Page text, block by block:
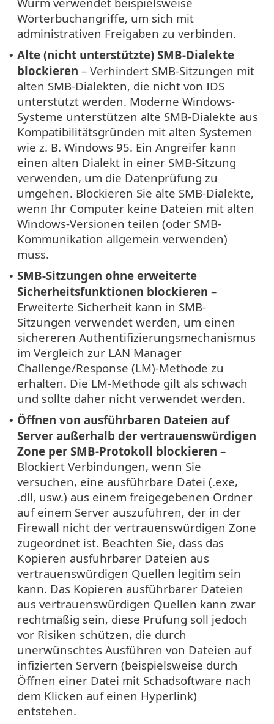
Wörterbuchangriffe, um sich mit
administrativen Freigaben zu verbinden.
• Alte (nicht unterstützte) SMB-Dialekte
blockieren – Verhindert SMB-Sitzungen mit
alten SMB-Dialekten, die nicht von IDS
unterstützt werden. Moderne Windows-
Systeme unterstützen alte SMB-Dialekte aus
Kompatibilitätsgründen mit alten Systemen
wie z. B. Windows 95. Ein Angreifer kann
einen alten Dialekt in einer SMB-Sitzung
verwenden, um die Datenprüfung zu
umgehen. Blockieren Sie alte SMB-Dialekte,
wenn Ihr Computer keine Dateien mit alten
Windows-Versionen teilen (oder SMB-
Kommunikation allgemein verwenden)
muss.
• SMB-Sitzungen ohne erweiterte
Sicherheitsfunktionen blockieren –
Erweiterte Sicherheit kann in SMB-
Sitzungen verwendet werden, um einen
sichereren Authentifizierungsmechanismus
im Vergleich zur LAN Manager
Challenge/Response (LM)-Methode zu
erhalten. Die LM-Methode gilt als schwach
und sollte daher nicht verwendet werden.
• Öffnen von ausführbaren Dateien auf
Server außerhalb der vertrauenswürdigen
Zone per SMB-Protokoll blockieren –
Blockiert Verbindungen, wenn Sie
versuchen, eine ausführbare Datei (.exe,
.dll, usw.) aus einem freigegebenen Ordner
auf einem Server auszuführen, der in der
Firewall nicht der vertrauenswürdigen Zone
zugeordnet ist. Beachten Sie, dass das
Kopieren ausführbarer Dateien aus
vertrauenswürdigen Quellen legitim sein
kann. Das Kopieren ausführbarer Dateien
aus vertrauenswürdigen Quellen kann zwar
rechtmäßig sein, diese Prüfung soll jedoch
vor Risiken schützen, die durch
unerwünschtes Ausführen von Dateien auf
infizierten Servern (beispielsweise durch
Öffnen einer Datei mit Schadsoftware nach
dem Klicken auf einen Hyperlink)
entstehen.